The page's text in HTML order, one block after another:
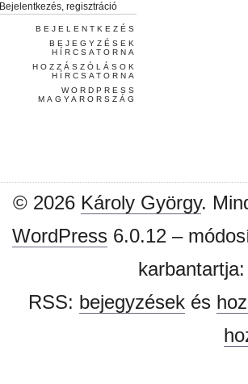
Bejelentkezés, regisztráció
BEJELENTKEZÉS
BEJEGYZÉSEK
HÍRCSATORNA
HOZZÁSZÓLÁSOK
HÍRCSATORNA
WORDPRESS
MAGYARORSZÁG
© 2026 Károly György.
WordPress6.0.12 –
RSS: bejegyzésekés